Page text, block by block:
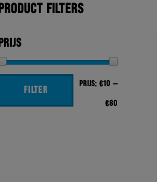
PRODUCT FILTERS
PRIJS
Min.
Max.
FILTER
Prijs: €10 —
€80